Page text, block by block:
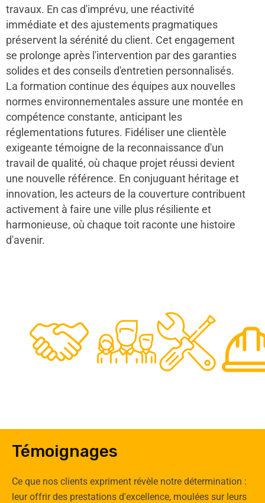
travaux. En cas d'imprévu, une réactivité
immédiate et des ajustements pragmatiques
préservent la sérénité du client. Cet engagement
se prolonge après l'intervention par des garanties
solides et des conseils d'entretien personnalisés.
La formation continue des équipes aux nouvelles
normes environnementales assure une montée en
compétence constante, anticipant les
réglementations futures. Fidéliser une clientèle
exigeante témoigne de la reconnaissance d'un
travail de qualité, où chaque projet réussi devient
une nouvelle référence. En conjuguant héritage et
innovation, les acteurs de la couverture contribuent
activement à faire une ville plus résiliente et
harmonieuse, où chaque toit raconte une histoire
d'avenir.
48
0
50
Experts
Témoignages
Ce que nos clients expriment révèle notre détermination :
leur offrir des prestations d'excellence, moulées sur leurs